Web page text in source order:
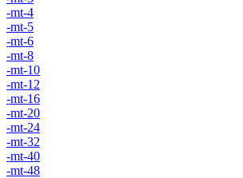
-mt-4
-mt-5
-mt-6
-mt-8
-mt-10
-mt-12
-mt-16
-mt-20
-mt-24
-mt-32
-mt-40
-mt-48